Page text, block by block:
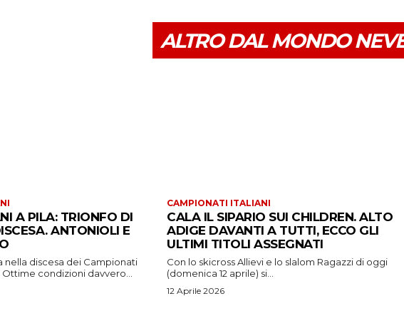
ALTRO DAL MONDO
A PILA: TRIONFO DI
ANTONIOLI E
nella discesa dei Campionati
Ottime condizioni davvero...
CAMPIONATI ITALIANI
CALA IL SIPARIO SUI CHILDREN. ALTO
ADIGE DAVANTI A TUTTI, ECCO GLI
ULTIMI TITOLI ASSEGNATI
Con lo skicross Allievi e lo slalom Ragazzi di oggi
(domenica 12 aprile) si...
12 Aprile 2026